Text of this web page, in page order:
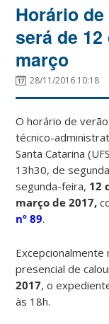
Horário de
será de
março
28/11/2016 10:18
O horário de
técnico-
Santa Catarina
13h30, de
segunda-feira, 12
março de 2017,
nº 89.
presencial de
2017, o
às 18h.